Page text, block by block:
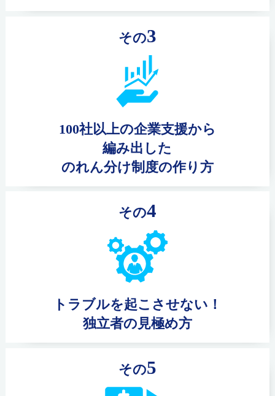
その3
100社以上の企業支援から
編み出した
のれん分け制度の作り方
その4
トラブルを起こさせない！
独立者の見極め方
その5